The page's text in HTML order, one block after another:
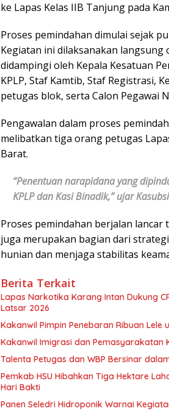
ke Lapas Kelas IIB Tanjung pada
Proses pemindahan dimulai sejak
Kegiatan ini dilaksanakan langsung
didampingi oleh Kepala Kesatuan
KPLP, Staf Kamtib, Staf Registrasi,
petugas blok, serta Calon Pegawai
Pengawalan dalam proses
melibatkan tiga orang petugas
Barat.
“Penentuan narapidana yang
KPLP dan Kasi Binadik,” ujar
Proses pemindahan berjalan lancar
juga merupakan bagian dari
hunian dan menjaga stabilitas
Berita Terkait
Lapas Narkotika Karang Intan Dukung
Latsar 2026
Kakanwil Pimpin Penebaran Ribuan Lele
Kakanwil Imigrasi dan Pemasyarakatan
Talenta Petugas dan WBP Bersinar
Pemkab HSU Hibahkan Tiga Hektare
Hari Bakti
Panen Seledri Hidroponik Warnai